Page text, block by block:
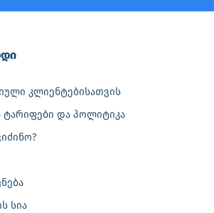
კლიენტებისათვის
ტარიფები და პოლიტიკა
სია